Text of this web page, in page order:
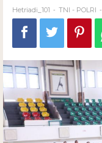
Hetriadi_101 - TNI - POLRI -